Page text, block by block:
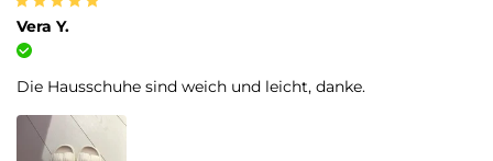
Vera Y.
Die Hausschuhe sind weich und leicht, danke.